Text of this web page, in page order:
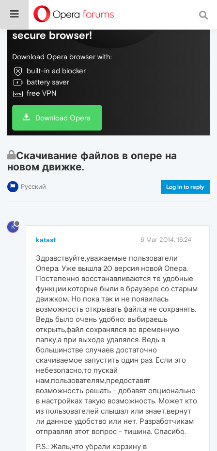
Do more on the web, with a fast and
secure browser!
Download Opera browser with:
built-in ad blocker
battery saver
free VPN
Download Opera
Скачивание файлов в опере на
новом движке.
Русский Log in to reply
K
katast 6 Mar 2014, 16:24
Здравствуйте,уважаемые пользователи
Опера. Уже вышла 20 версия новой Опера.
Постепенно восстанавливаются те удобные
функции,которые были в браузере со старым
движком. Но пока так и не появилась
возможность открывать файл,а не сохранять.
Ведь было очень удобно: выбираешь
открыть,файл сохранялся во временную
папку,а при выходе удалялся. Ведь в
большинстве случаев достаточно
скачиваемое запустить один раз. Если это
небезопасно,то пускай
нам,пользователям,предоставят
возможность решать - добавят опционально
в настройках такую возможность. Может кто
из пользователей слышал или знает,вернут
ли данное удобство или нет. Разработчикам
отправлял этот вопрос - тишина. Спасибо.
P.S.: Жаль,что убрали корзину в